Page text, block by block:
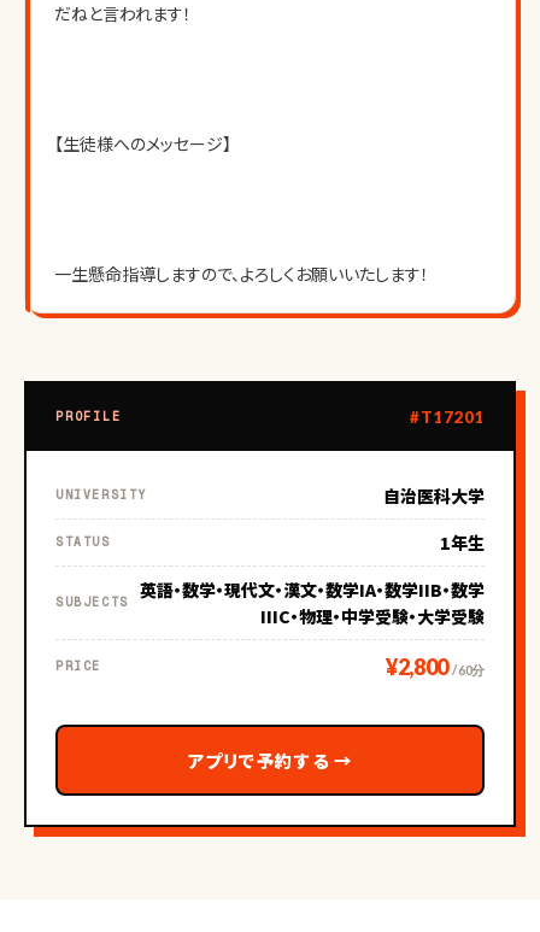
だねと言われます！
【生徒様へのメッセージ】
一生懸命指導しますので、よろしくお願いいたします！
PROFILE #T17201
UNIVERSITY 自治医科大学
STATUS 1年生
SUBJECTS
英語・数学・現代文・漢文・数学IA・数学IIB・数学
IIIC・物理・中学受験・大学受験
PRICE ¥2,800 / 60分
アプリで予約する →